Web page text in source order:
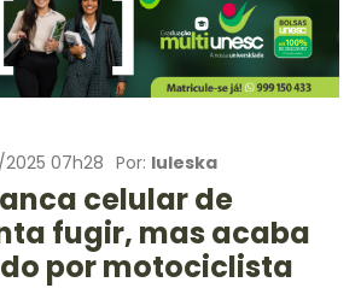
2025 07h28 Por: Iuleska
celular de
fugir, mas acaba
por motociclista